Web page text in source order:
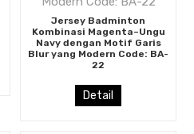
Jersey Badminton
Kombinasi Magenta–Ungu
Navy dengan Motif Garis
Blur yang Modern Code: BA-
22
Detail